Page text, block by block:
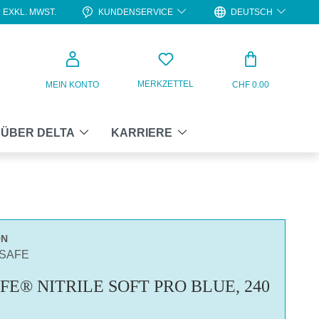
EXKL. MWST. KUNDENSERVICE DEUTSCH
MEIN KONTO MERKZETTEL CHF 0.00
ÜBER DELTA KARRIERE
NITRILE SOFT PRO BLUE, 240